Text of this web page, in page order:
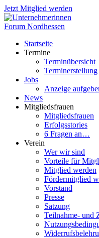
Jetzt Mitglied werden
Startseite
Termine
Terminübersicht
Terminerstellung
Jobs
Anzeige
News
Mitgliedsfrauen
Mitgliedsfrauen
Erfolgsstories
6 Fragen an…
Verein
Wer wir sind
Vorteile für
Mitglied werden
Fördermitglied
Vorstand
Presse
Satzung
Teilnahme- und